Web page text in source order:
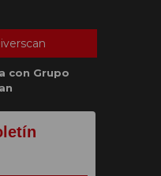
con Grupo